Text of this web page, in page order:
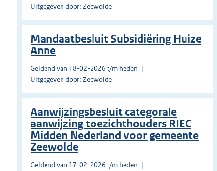
Uitgegeven door: Zeewolde
Mandaatbesluit Subsidiëring Huize
Anne
Geldend van 18-02-2026 t/m heden
Uitgegeven door: Zeewolde
Aanwijzingsbesluit categorale
aanwijzing toezichthouders RIEC
Midden Nederland voor gemeente
Zeewolde
Geldend van 17-02-2026 t/m heden